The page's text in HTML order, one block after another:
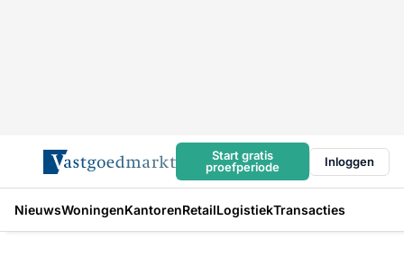
Start gratis
proefperiode
Inloggen
NieuwsWoningenKantorenRetailLogistiekTransacties